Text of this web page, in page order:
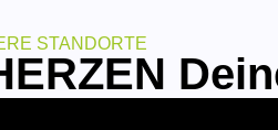
STANDORTE